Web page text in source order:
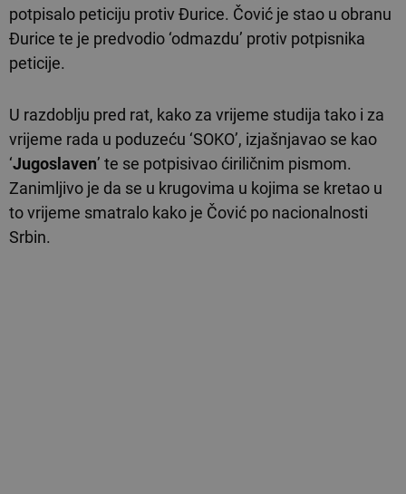
potpisalo peticiju protiv Đurice. Čović je stao u obranu
Đurice te je predvodio ‘odmazdu’ protiv potpisnika
peticije.
U razdoblju pred rat, kako za vrijeme studija tako i za
vrijeme rada u poduzeću ‘SOKO’, izjašnjavao se kao
‘Jugoslaven’ te se potpisivao ćiriličnim pismom.
Zanimljivo je da se u krugovima u kojima se kretao u
to vrijeme smatralo kako je Čović po nacionalnosti
Srbin.